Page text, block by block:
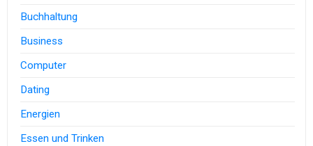
Buchhaltung
Business
Computer
Dating
Energien
Essen und Trinken